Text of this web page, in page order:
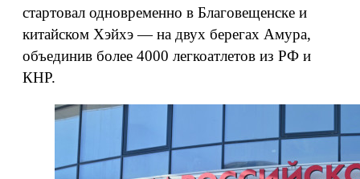
стартовал одновременно в Благовещенске и
китайском Хэйхэ — на двух берегах Амура,
объединив более 4000 легкоатлетов из РФ и
КНР.